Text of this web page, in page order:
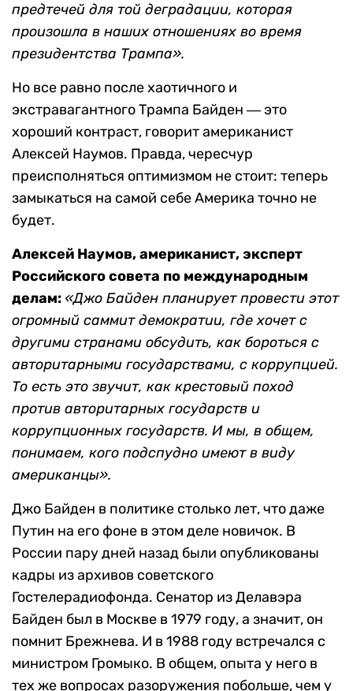
предтечей для той деградации, которая
произошла в наших отношениях во время
президентства Трампа».
Но все равно после хаотичного и
экстравагантного Трампа Байден ― это
хороший контраст, говорит американист
Алексей Наумов. Правда, чересчур
преисполняться оптимизмом не стоит: теперь
замыкаться на самой себе Америка точно не
будет.
Алексей Наумов, американист, эксперт
Российского совета по международным
делам: «Джо Байден планирует провести этот
огромный саммит демократии, где хочет с
другими странами обсудить, как бороться с
авторитарными государствами, с коррупцией.
То есть это звучит, как крестовый поход
против авторитарных государств и
коррупционных государств. И мы, в общем,
понимаем, кого подспудно имеют в виду
американцы».
Джо Байден в политике столько лет, что даже
Путин на его фоне в этом деле новичок. В
России пару дней назад были опубликованы
кадры из архивов советского
Гостелерадиофонда. Сенатор из Делавэра
Байден был в Москве в 1979 году, а значит, он
помнит Брежнева. И в 1988 году встречался с
министром Громыко. В общем, опыта у него в
тех же вопросах разоружения побольше, чем у